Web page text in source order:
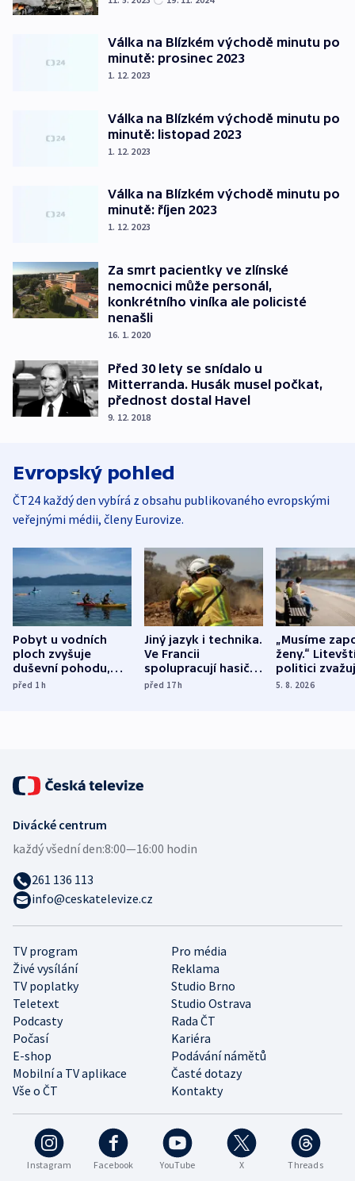
Válka na Blízkém východě minutu po
minutě: prosinec 2023
1. 12. 2023
Válka na Blízkém východě minutu po
minutě: listopad 2023
1. 12. 2023
Válka na Blízkém východě minutu po
minutě: říjen 2023
1. 12. 2023
Za smrt pacientky ve zlínské
nemocnici může personál,
konkrétního viníka ale policisté
nenašli
16. 1. 2020
Před 30 lety se snídalo u
Mitterranda. Husák musel počkat,
přednost dostal Havel
9. 12. 2018
Evropský pohled
ČT24 každý den vybírá z obsahu publikovaného evropskými
veřejnými médii, členy Eurovize.
Pobyt u vodních
ploch zvyšuje
duševní pohodu,
ukázala
před 1h
Jiný jazyk i technika.
Ve Francii
spolupracují hasiči z
různých zemí
před 17h
„Musíme
ženy.“
politici
dohodu o
5. 8. 2026
Instagram Facebook YouTube X Threads
TV program
Pro média
Živé vysílání
Reklama
TV poplatky
Studio Brno
Teletext
Studio Ostrava
Podcasty
Rada ČT
Počasí
Kariéra
E-shop
Podávání námětů
Mobilní a TV aplikace
Časté dotazy
Vše o ČT
Kontakty
Divácké centrum
každý všední den:8:00—16:00 hodin
261 136 113
info@ceskatelevize.cz